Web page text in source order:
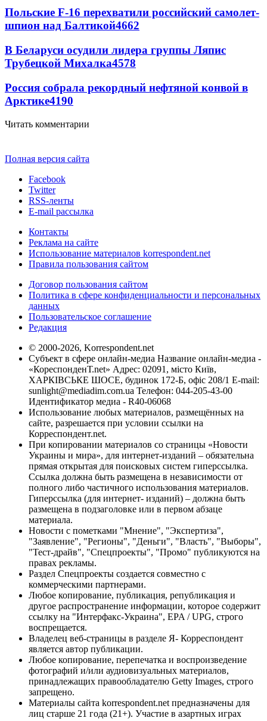
Польские F-16 перехватили российский самолет-
шпион над Балтикой4662
В Беларуси осудили лидера группы Ляпис
Трубецкой Михалка4578
Россия собрала рекордный нефтяной конвой в
Арктике4190
Читать комментарии
Полная версия сайта
Facebook
Twitter
RSS-ленты
E-mail рассылка
Контакты
Реклама на сайте
Использование материалов korrespondent.net
Правила пользования сайтом
Договор пользования сайтом
Политика в сфере конфиденциальности и персональных
данных
Пользовательское соглашение
Редакция
© 2000-2026, Korrespondent.net
Субъект в сфере онлайн-медиа Название онлайн-медиа -
«КореспонденТ.net» Адрес: 02091, місто Київ,
ХАРКІВСЬКЕ ШОСЕ, будинок 172-Б, офіс 208/1 E-mail:
sunlight@mediadim.com.ua Телефон: 044-205-43-00
Идентификатор медиа - R40-06068
Использование любых материалов, размещённых на
сайте, разрешается при условии ссылки на
Корреспондент.net.
При копировании материалов со страницы «Новости
Украины и мира», для интернет-изданий – обязательна
прямая открытая для поисковых систем гиперссылка.
Ссылка должна быть размещена в независимости от
полного либо частичного использования материалов.
Гиперссылка (для интернет- изданий) – должна быть
размещена в подзаголовке или в первом абзаце
материала.
Новости с пометками "Мнение", "Экспертиза",
"Заявление", "Регионы", "Деньги", "Власть", "Выборы",
"Тест-драйв", "Спецпроекты", "Промо" публикуются на
правах рекламы.
Раздел Спецпроекты создается совместно с
коммерческими партнерами.
Любое копирование, публикация, републикация и
другое распространение информации, которое содержит
ссылку на "Интерфакс-Украина", EPA / UPG, строго
воспрещается.
Владелец веб-страницы в разделе Я- Корреспондент
является автор публикации.
Любое копирование, перепечатка и воспроизведение
фотографий и/или аудиовизуальных материалов,
принадлежащих правообладателю Getty Images, строго
запрещено.
Материалы сайта korrespondent.net предназначены для
лиц старше 21 года (21+). Участие в азартных играх